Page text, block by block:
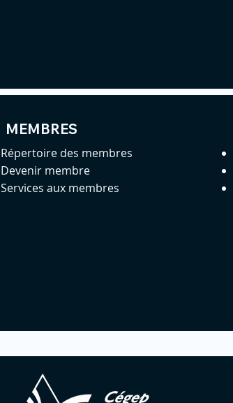
MEMBRES
Répertoire des membres
Devenir membre
Services aux membres